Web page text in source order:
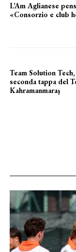
L’Am Aglianese
«Consorzio e club
Team Solution
seconda tappa del
Kahramanmaraş